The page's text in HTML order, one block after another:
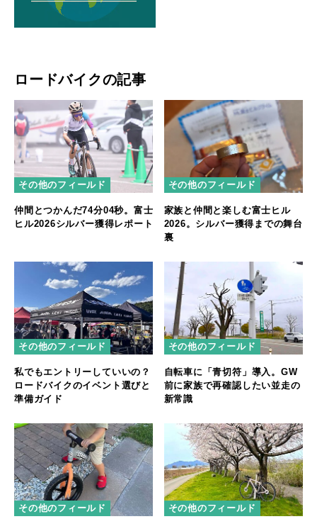
ロードバイクの記事
その他のフィールド
仲間とつかんだ74分04秒。富士
ヒル2026シルバー獲得レポート
その他のフィールド
家族と仲間と楽しむ富士ヒル
2026。シルバー獲得までの舞台
裏
その他のフィールド
私でもエントリーしていいの？
ロードバイクのイベント選びと
準備ガイド
その他のフィールド
自転車に「青切符」導入。GW
前に家族で再確認したい並走の
新常識
その他のフィールド その他のフィールド